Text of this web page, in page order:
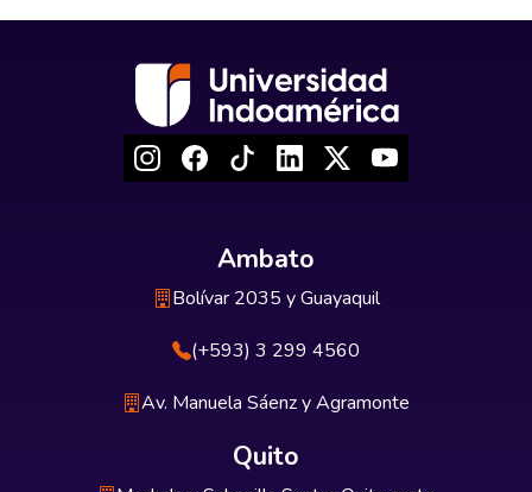
Ambato
Bolívar 2035 y Guayaquil
(+593) 3 299 4560
Av. Manuela Sáenz y Agramonte
Quito